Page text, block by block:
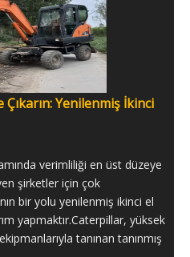
Yenilenmiş İkinci
verimliliği en üst düzeye
şirketler için çok
bir yolu yenilenmiş ikinci el
yapmaktır.Caterpillar, yüksek
tanınan tanınmış